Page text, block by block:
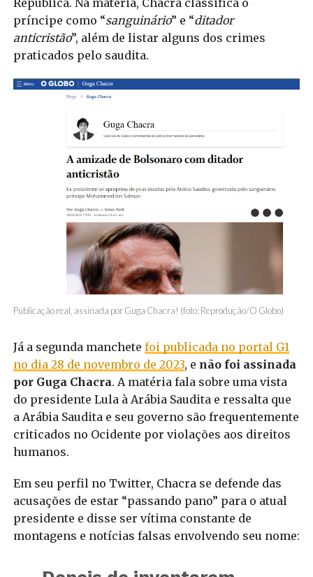
príncipe como “sanguinário” e “ditador
anticristão”, além de listar alguns dos crimes
praticados pelo saudita.
Publicação real, assinada por Guga Chacra! (foto: Reprodução/O Globo)
Já a segunda manchete foi publicada no portal G1
no dia 28 de novembro de 2023, e não foi assinada
por Guga Chacra. A matéria fala sobre uma vista
do presidente Lula à Arábia Saudita e ressalta que
a Arábia Saudita e seu governo são frequentemente
criticados no Ocidente por violações aos direitos
humanos.
Em seu perfil no Twitter, Chacra se defende das
acusações de estar “passando pano” para o atual
presidente e disse ser vítima constante de
montagens e notícias falsas envolvendo seu nome: